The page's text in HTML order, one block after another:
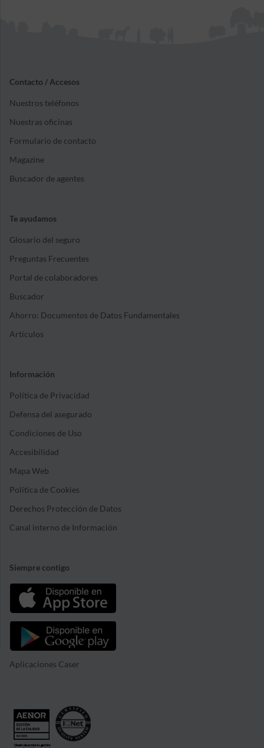
Contacto / Accesos
Nuestros teléfonos
Nuestras oficinas
Formulario de contacto
Magazine
Buscador de agentes
Te ayudamos
Glosario del seguro
Preguntas Frecuentes
Portal de colaboradores
Buscador
Ahorro: Documentos de Datos Fundamentales
Artículos
Información
Política de Privacidad
Defensa del asegurado
Condiciones de Uso
Accesibilidad
Mapa Web
Política de Cookies
Derechos Protección de Datos
Canal interno de Información
Siempre contigo
Aplicaciones Caser